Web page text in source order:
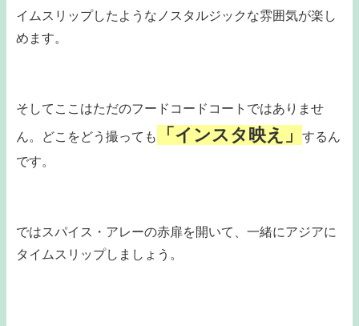
イムスリップしたようなノスタルジックな雰囲気が楽し
めます。
そしてここはただのフードコードコートではありませ
ん。どこをどう撮っても 「インスタ映え」
するん
です。
ではスパイス・アレーの赤扉を開いて、一緒にアジアに
タイムスリップしましょう。